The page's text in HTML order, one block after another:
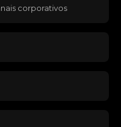
corporativos